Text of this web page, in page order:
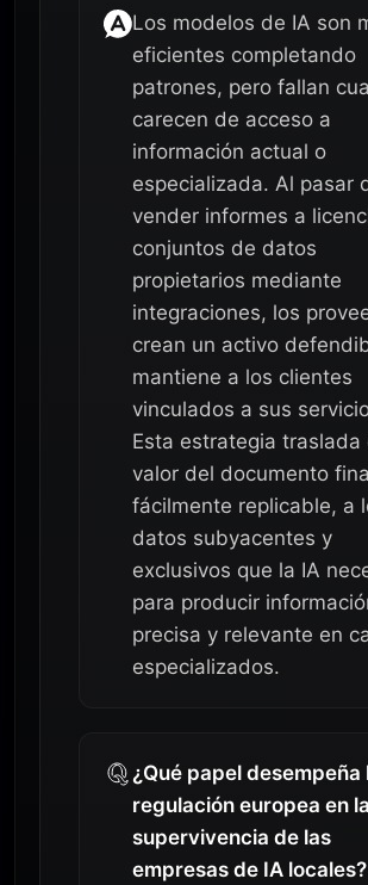
Los modelos de IA son
eficientes completando
patrones, pero fallan
carecen de acceso a
información actual o
especializada. Al pasar
vender informes a
conjuntos de datos
propietarios mediante
integraciones, los
crean un activo
mantiene a los clientes
vinculados a sus
Esta estrategia traslada
valor del documento
fácilmente replicable, a
datos subyacentes y
exclusivos que la IA
para producir
precisa y relevante en
especializados.
¿Qué papel desempeña
regulación europea en la
supervivencia de las
empresas de IA locales?